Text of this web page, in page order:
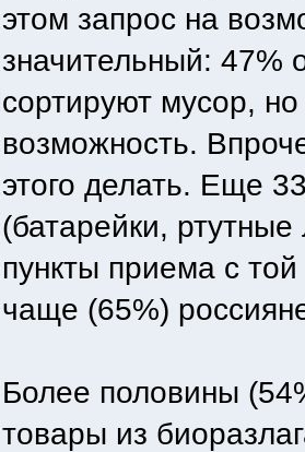
этом запрос на
значительный: 47%
сортируют мусор,
возможность.
этого делать. Еще
(батарейки,
пункты приема с
чаще (65%)
Более половины
товары из